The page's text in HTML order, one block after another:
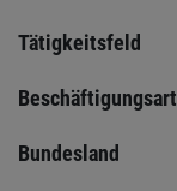
Tätigkeitsfeld
Beschäftigungsart
Bundesland